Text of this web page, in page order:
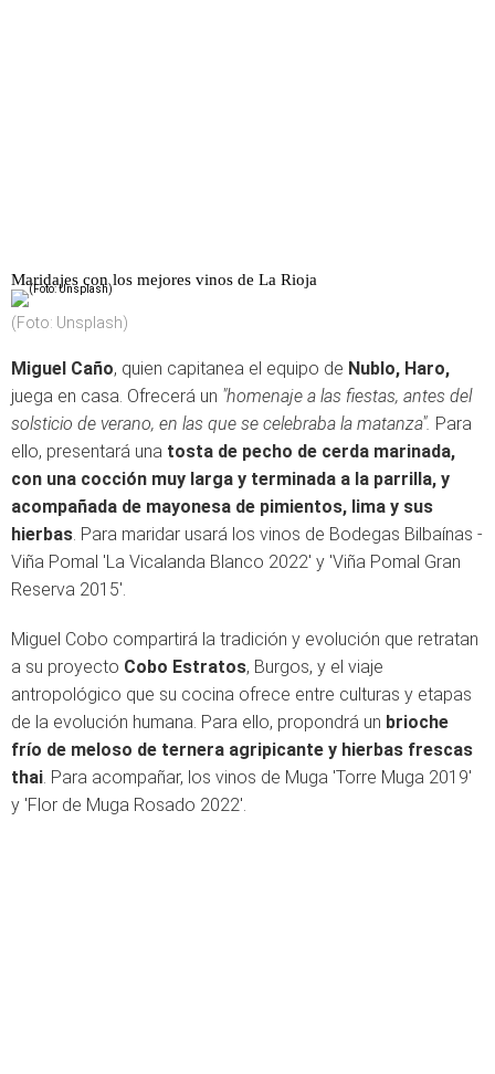
Maridajes con los mejores vinos de La Rioja
(Foto: Unsplash)
Miguel Caño, quien capitanea el equipo de Nublo, Haro,
juega en casa. Ofrecerá un "homenaje a las fiestas, antes del
solsticio de verano, en las que se celebraba la matanza". Para
ello, presentará una tosta de pecho de cerda marinada,
con una cocción muy larga y terminada a la parrilla, y
acompañada de mayonesa de pimientos, lima y sus
hierbas. Para maridar usará los vinos de Bodegas Bilbaínas -
Viña Pomal 'La Vicalanda Blanco 2022' y 'Viña Pomal Gran
Reserva 2015'.
Miguel Cobo compartirá la tradición y evolución que retratan
a su proyecto Cobo Estratos, Burgos, y el viaje
antropológico que su cocina ofrece entre culturas y etapas
de la evolución humana. Para ello, propondrá un brioche
frío de meloso de ternera agripicante y hierbas frescas
thai. Para acompañar, los vinos de Muga 'Torre Muga 2019'
y 'Flor de Muga Rosado 2022'.